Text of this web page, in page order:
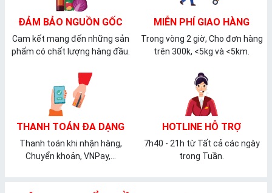
ĐẢM BẢO NGUỒN GỐC
Cam kết mang đến những sản
phẩm có chất lượng hàng đầu.
MIỄN PHÍ GIAO HÀNG
Trong vòng 2 giờ, Cho đơn hàng
trên 300k, <5kg và <5km.
THANH TOÁN ĐA DẠNG
Thanh toán khi nhận hàng,
Chuyển khoản, VNPay,...
HOTLINE HỖ TRỢ
7h40 - 21h từ Tất cả các ngày
trong Tuần.